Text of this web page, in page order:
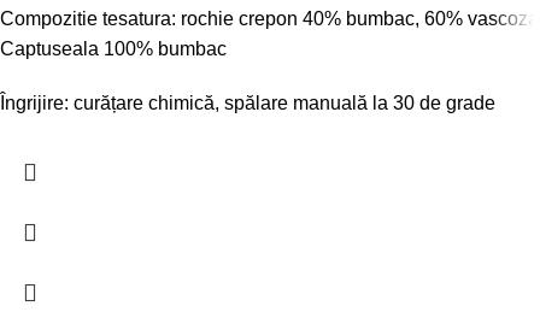
Compozitie tesatura: rochie crepon 40% bumbac, 60% vascoza
Captuseala 100% bumbac
Îngrijire: curățare chimică, spălare manuală la 30 de grade